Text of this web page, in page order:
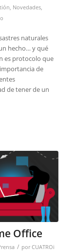
, Novedades,
naturales
hecho… y qué
es protocolo que
de
de tener de un
Office
/ porCUATROi